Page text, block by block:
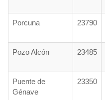
Porcuna 23790
Pozo Alcón 23485
Puente de
Génave
23350